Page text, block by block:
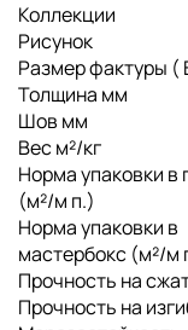
Коллекции
Рисунок
Размер фактуры (
Толщина мм
Шов мм
Вес м²/кг
Норма упаковки в
(м²/м п.)
Норма упаковки в
мастербокс (м²/м
Прочность на
Прочность на